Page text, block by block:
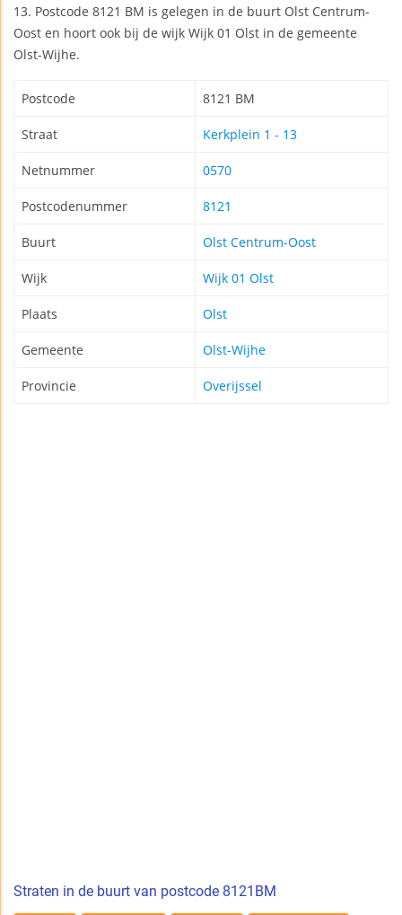
13. Postcode 8121 BM is gelegen in de buurt Olst Centrum-
Oost en hoort ook bij de wijk Wijk 01 Olst in de gemeente
Olst-Wijhe.
Postcode 8121 BM
Straat Kerkplein 1 - 13
Netnummer 0570
Postcodenummer 8121
Buurt Olst Centrum-Oost
Wijk Wijk 01 Olst
Plaats Olst
Gemeente Olst-Wijhe
Provincie Overijssel
Straten in de buurt van postcode 8121BM